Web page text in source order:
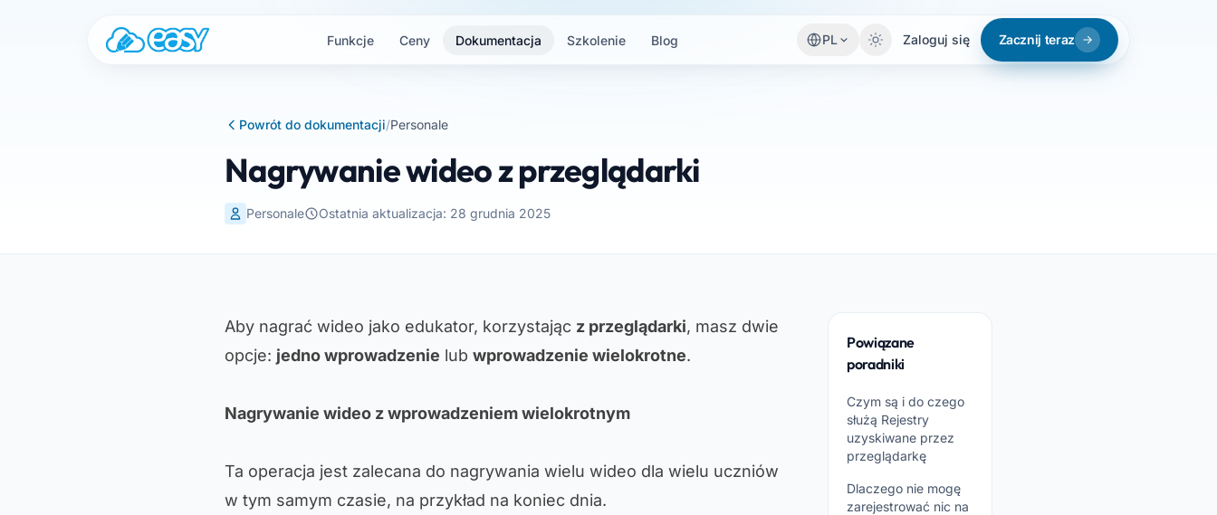
Funkcje Ceny Dokumentacja Szkolenie Blog PL Zaloguj się Zacznij teraz
Powrót do dokumentacji/Personale
Nagrywanie wideo z przeglądarki
Personale Ostatnia aktualizacja: 28 grudnia 2025
Aby nagrać wideo jako edukator, korzystając z przeglądarki, masz dwie
opcje: jedno wprowadzenie lub wprowadzenie wielokrotne.
Nagrywanie wideo z wprowadzeniem wielokrotnym
Ta operacja jest zalecana do nagrywania wielu wideo dla wielu uczniów
w tym samym czasie, na przykład na koniec dnia.
Powiązane
poradniki
Czym są i do czego
służą Rejestry
uzyskiwane przez
przeglądarkę
Dlaczego nie mogę
zarejestrować nic na